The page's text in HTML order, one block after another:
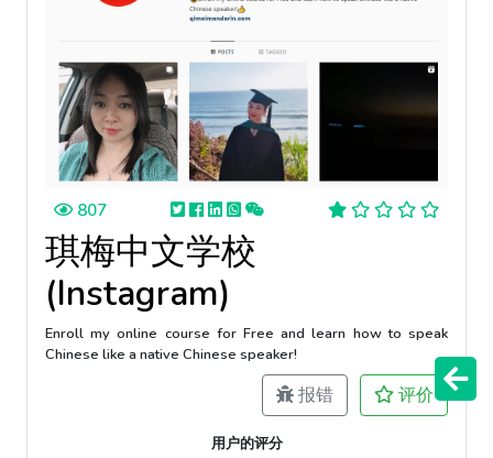
807
琪梅中文学校
(Instagram)
Enroll my online course for Free and learn how to speak
Chinese like a native Chinese speaker!
报错 评价
用户的评分